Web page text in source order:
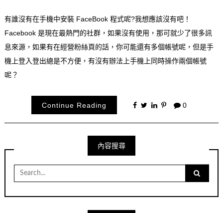
有誰沒有在手機中安裝 FaceBook 程式呢?我想應該沒有吧！
Facebook 是現在最熱門的社群，如果沒有使用，那可就少了很多訊
息來源，如果有在經營粉絲頁的話，你可能還有多個帳號呢，但是手
機上登入登出總是不方便，有沒有辦法上手機上同時操作兩個帳號
呢？
Continue Reading 0
內容搜尋
Search
for: